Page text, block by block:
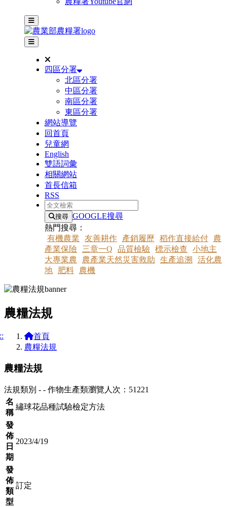
主選單
其他網站選單
四區分署
北區分署
中區分署
南區分署
東區分署
網站導覽
回首頁
兒童網
English
雙語詞彙
相關網站
首長信箱
RSS
全文檢索
搜尋 GOOGLE搜尋
熱門搜尋：
有機農業
友善耕作 產銷履歷 稻作直接給付
農
產業保險
三章一Q 品質檢驗 標示檢查
小地主
大專業農
農產業天然災害救助 生產追溯
活化農
地
肥料 農機
農糧法規
首頁
農糧法規
農糧法規
法規類別 - - 作物生產類瀏覽人次：51221
名
稱
繡球花品種試驗檢定方法
發
佈
日
期
2023/4/19
發
佈
類
型
訂定